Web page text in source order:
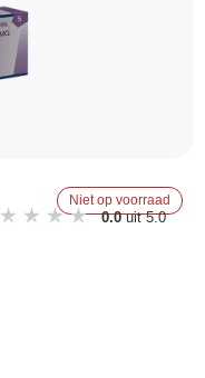
Niet op voorraad
0.0uit 5.0